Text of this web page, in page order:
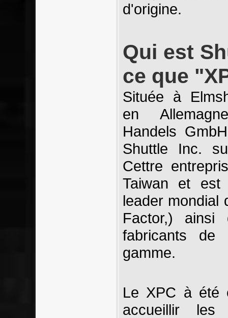
d'origine.
Qui est
ce que
Située à
en
Handels
Shuttle Inc.
Cettre
Taiwan et est
leader mondial
Factor,)
fabricants de
gamme.
Le XPC à été
accueillir les